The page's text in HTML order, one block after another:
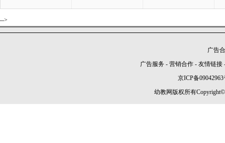
-->
广告
广告服务 - 营销合作 - 友情链接
京ICP备09042963
幼教网版权所有